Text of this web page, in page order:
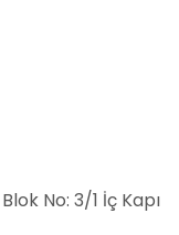
No: 3/1 İç Kapı